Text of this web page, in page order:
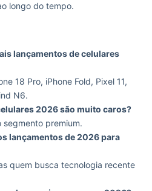
longo do tempo.
lançamentos de celulares
18 Pro, iPhone Fold, Pixel 11,
N6.
2026 são muito caros?
segmento premium.
lançamentos de 2026 para
quem busca tecnologia recente